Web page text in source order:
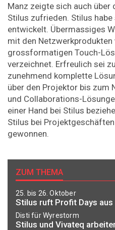
Manz zeigte sich auch
Stilus zufrieden. Stilus
entwickelt. Übermassiges
mit den Netzwerkprodukten
grossformatigen Touch-
verzeichnet. Erfreulich sei
zunehmend komplette
über den Projektor bis zum
und Collaborations-
einer Hand bei Stilus
Stilus bei
gewonnen.
ZUM THEMA
25. bis 26. Oktober
Stilus ruft Profit Days aus
Disti für Wyrestorm
Stilus und Vivateq